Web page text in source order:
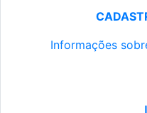
Informações